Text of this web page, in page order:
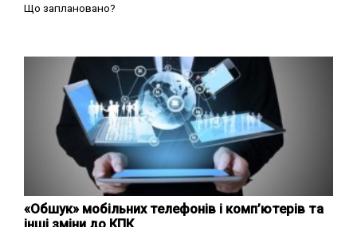
Що заплановано?
«Обшук» мобільних телефонів і комп’ютерів та